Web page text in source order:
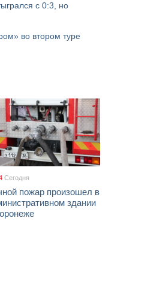
с 0:3, но
во втором туре
Сегодня
пожар произошел в
здании